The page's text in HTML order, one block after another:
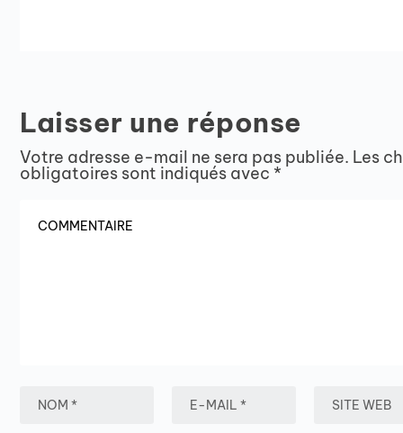
Laisser une réponse
Votre adresse e-mail ne sera pas publiée. Les
obligatoires sont indiqués avec *